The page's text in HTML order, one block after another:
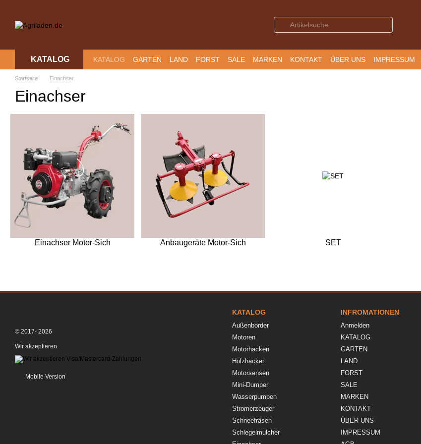
KATALOG KATALOG GARTEN LAND FORST SALE MARKEN KONTAKT ÜBER UNS IMPRESSUM
ZAHLUNG UND VERSAND
RÜCKGABE UND RÜCKERSTATTUNG DATENSCHUTZ
Startseite Einachser
Einachser
Einachser Motor-Sich Anbaugeräte Motor-Sich SET
© 2017- 2026
Wir akzeptieren
Mobile Version
KATALOG
Außenborder
Motoren
Motorhacken
Holzhacker
Motorsensen
Mini-Dumper
Wasserpumpen
Stromerzeuger
Schneefräsen
Schlegelmulcher
INFROMATIONEN
Anmelden
KATALOG
GARTEN
LAND
FORST
SALE
MARKEN
KONTAKT
ÜBER UNS
IMPRESSUM